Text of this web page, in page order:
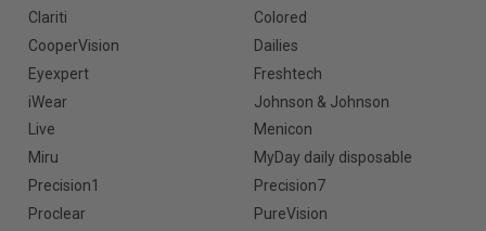
Clariti
Colored
CooperVision
Dailies
Eyexpert
Freshtech
iWear
Johnson & Johnson
Live
Menicon
Miru
MyDay daily disposable
Precision1
Precision7
Proclear
PureVision